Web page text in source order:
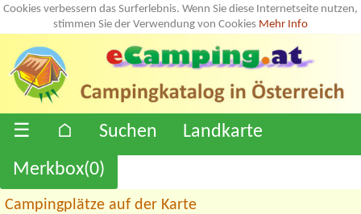
Cookies verbessern das Surferlebnis. Wenn Sie diese Internetseite nutzen,
stimmen Sie der Verwendung von Cookies Mehr Info
☰ ⌂ Suchen
Landkarte
Merkbox(0)
Campingplätze auf der Karte